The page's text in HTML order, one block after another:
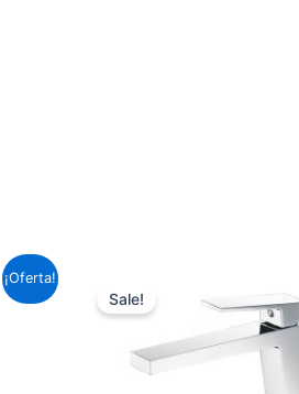
¡Oferta!
Sale!
original
143,99 €.
actual
106,59 €.